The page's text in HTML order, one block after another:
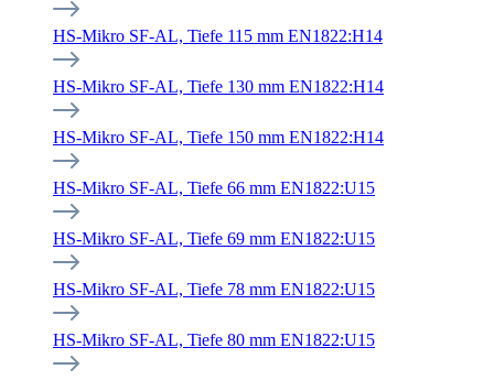
HS-Mikro SF-AL, Tiefe 115 mm EN1822:H14
HS-Mikro SF-AL, Tiefe 130 mm EN1822:H14
HS-Mikro SF-AL, Tiefe 150 mm EN1822:H14
HS-Mikro SF-AL, Tiefe 66 mm EN1822:U15
HS-Mikro SF-AL, Tiefe 69 mm EN1822:U15
HS-Mikro SF-AL, Tiefe 78 mm EN1822:U15
HS-Mikro SF-AL, Tiefe 80 mm EN1822:U15